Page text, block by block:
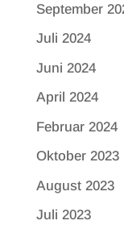
September
Juli 2024
Juni 2024
April 2024
Februar 2024
Oktober 2023
August 2023
Juli 2023